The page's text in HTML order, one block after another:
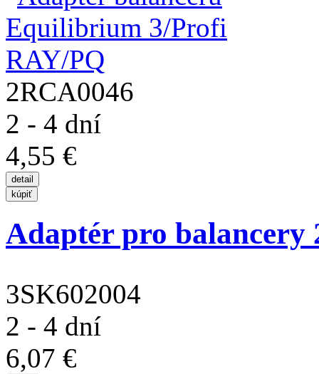
2RCA0046
2 - 4 dní
4,55 €
Adaptér pro balancery
3SK602004
2 - 4 dní
6,07 €